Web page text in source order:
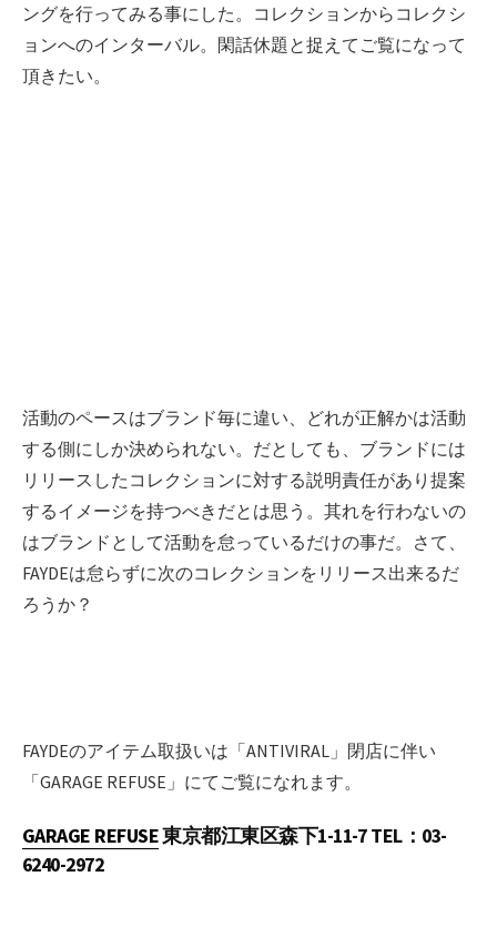
ングを行ってみる事にした。コレクションからコレクシ
ョンへのインターバル。閑話休題と捉えてご覧になって
頂きたい。
活動のペースはブランド毎に違い、どれが正解かは活動
する側にしか決められない。だとしても、ブランドには
リリースしたコレクションに対する説明責任があり提案
するイメージを持つべきだとは思う。其れを行わないの
はブランドとして活動を怠っているだけの事だ。さて、
FAYDEは怠らずに次のコレクションをリリース出来るだ
ろうか？
FAYDEのアイテム取扱いは「ANTIVIRAL」閉店に伴い
「GARAGE REFUSE」にてご覧になれます。
GARAGE REFUSE東京都江東区森下1-11-7 TEL：03-
6240-2972